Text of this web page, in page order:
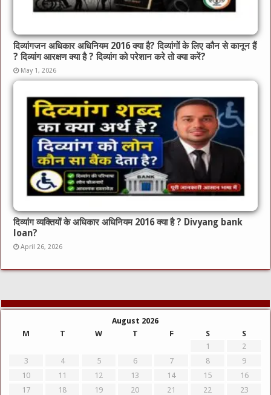
दिव्यांगजन अधिकार अधिनियम 2016 क्या है? दिव्यांगों के लिए कौन से कानून हैं
? दिव्यांग आरक्षण क्या है ? दिव्यांग को परेशान करे तो क्या करें?
May 1, 2026
दिव्यांग व्यक्तियों के अधिकार अधिनियम 2016 क्या है ? Divyang bank
loan?
April 26, 2026
August 2026
M
T W T F S
S
1
2
3
4 5 6 7 8
9
10
11 12 13 14 15
16
17
18 19 20 21 22
23